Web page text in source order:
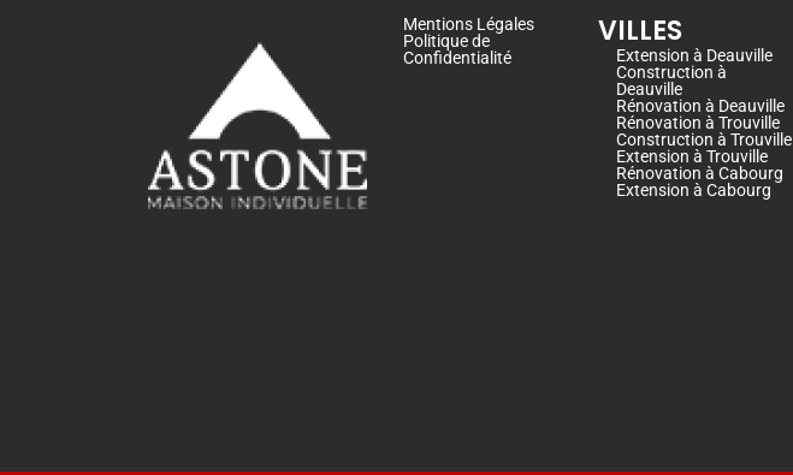
Mentions Légales
Politique de
Confidentialité
VILLES
Extension à Deauville
Construction à
Deauville
Rénovation à Deauville
Rénovation à Trouville
Construction à Trouville
Extension à Trouville
Rénovation à Cabourg
Extension à Cabourg